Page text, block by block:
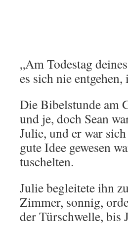
„Am Todestag
es sich nie
Die Bibelstunde am
und je, doch Sean
Julie, und er war
gute Idee gewesen
tuschelten.
Julie begleitete ihn
Zimmer, sonnig,
der Türschwelle, bis